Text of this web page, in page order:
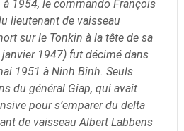
1954, le commando François
lieutenant de vaisseau
sur le Tonkin à la tête de sa
1947) fut décimé dans
1951 à Ninh Binh. Seuls
du général Giap, qui avait
pour s’emparer du delta
de vaisseau Albert Labbens